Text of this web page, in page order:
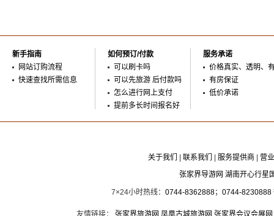
新手指南
网站订购流程
快速查找所需信息
如何预订/付款
可以刷卡吗
可以先旅游 后付款吗
怎么进行网上支付
提前多长时间报名好
服务承诺
价格真实、透明、
有房保证
低价承诺
关于我们 联系我们 服务提供商
营
张家界导游网 湖南开心行星
7×24小时热线： 0744-8362888； 0744-8230888
友情链接： 张家界旅游网 凤凰古城旅游网 张家界会议会展网